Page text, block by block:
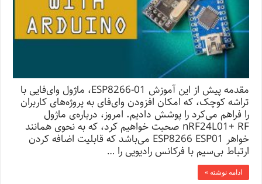
مقدمه‌ پیش از این آموزش ESP8266-01، ماژول وای‌فایی با
تراشه کوچک، که امکان افزودن وای‌فای به پروژه‌های کاربران
را فراهم می‌کرد را پوشش دادیم. امروز، درباره‌ی ماژول
nRF24L01+ RF صحبت خواهیم کرد، که به نحوی همانند
خواهر ESP8266 ESP01 می‌باشد که قابلیت اضافه کردن
ارتباط بی‌سیم با فرکانس رادیویی را …
ادامه نوشته »